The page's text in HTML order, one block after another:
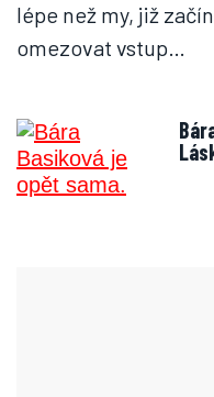
lépe než my, již
omezovat vstup…